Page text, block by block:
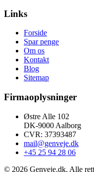
Links
Forside
Spar penge
Om os
Kontakt
Blog
Sitemap
Firmaoplysninger
Østre Alle 102
DK-9000 Aalborg
CVR: 37393487
mail@genveje.dk
+45 25 94 28 06
© 2026 Genveje.dk. Alle